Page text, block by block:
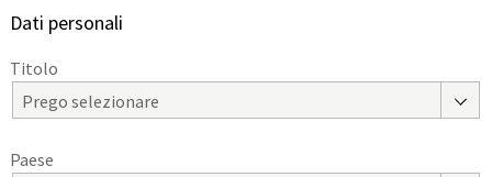
Dati personali
Titolo
Prego selezionare
Paese